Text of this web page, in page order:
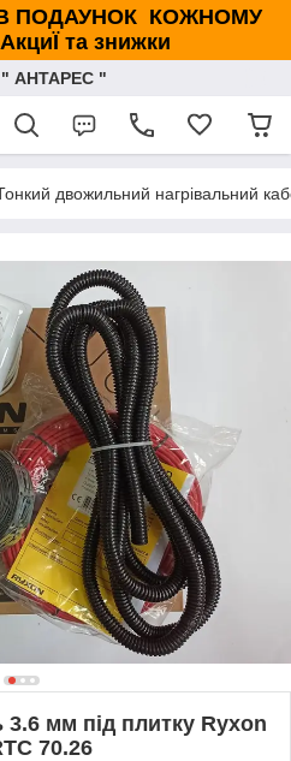
ПОДАУНОК КОЖНОМУ
та знижки
" АНТАРЕС "
двожильний нагрівальний
3.6 мм під плитку Ryxon
70.26